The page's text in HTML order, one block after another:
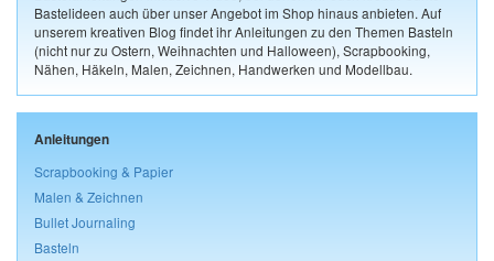
Bastelideen auch über unser Angebot im Shop hinaus anbieten. Auf
unserem kreativen Blog findet ihr Anleitungen zu den Themen Basteln
(nicht nur zu Ostern, Weihnachten und Halloween), Scrapbooking,
Nähen, Häkeln, Malen, Zeichnen, Handwerken und Modellbau.
Anleitungen
Scrapbooking & Papier
Malen & Zeichnen
Bullet Journaling
Basteln